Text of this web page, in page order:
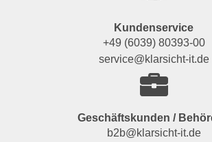
Kundenservice
+49 (6039) 80393-00
service@klarsicht-it.de
Geschäftskunden /
b2b@klarsicht-it.de